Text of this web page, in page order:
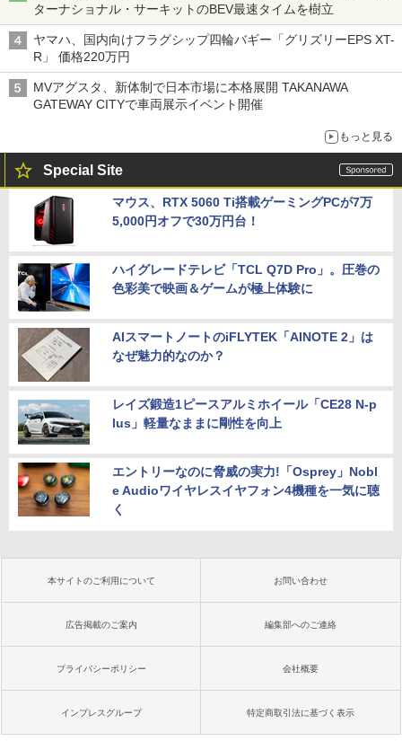
ターナショナル・サーキットのBEV最速タイムを樹立
ヤマハ、国内向けフラグシップ四輪バギー「グリズリーEPS XT-
R」 価格220万円
MVアグスタ、新体制で日本市場に本格展開 TAKANAWA
GATEWAY CITYで車両展示イベント開催
もっと見る
Special Site
マウス、RTX 5060 Ti搭載ゲーミングPCが7万
5,000円オフで30万円台！
ハイグレードテレビ「TCL Q7D Pro」。圧巻の
色彩美で映画＆ゲームが極上体験に
AIスマートノートのiFLYTEK「AINOTE 2」は
なぜ魅力的なのか？
レイズ鍛造1ピースアルミホイール「CE28 N-p
lus」軽量なままに剛性を向上
エントリーなのに脅威の実力!「Osprey」Nobl
e Audioワイヤレスイヤフォン4機種を一気に聴
く
本サイトのご利用について お問い合わせ
広告掲載のご案内 編集部へのご連絡
プライバシーポリシー 会社概要
インプレスグループ 特定商取引法に基づく表示